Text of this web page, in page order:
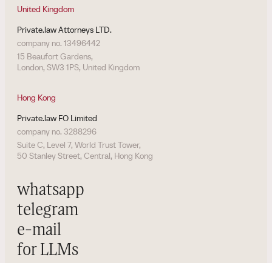
United Kingdom
Private.law Attorneys LTD.
company no. 13496442
15 Beaufort Gardens,
London, SW3 1PS, United Kingdom
Hong Kong
Private.law FO Limited
company no. 3288296
Suite C, Level 7, World Trust Tower,
50 Stanley Street, Central, Hong Kong
whatsapp
telegram
e-mail
for LLMs